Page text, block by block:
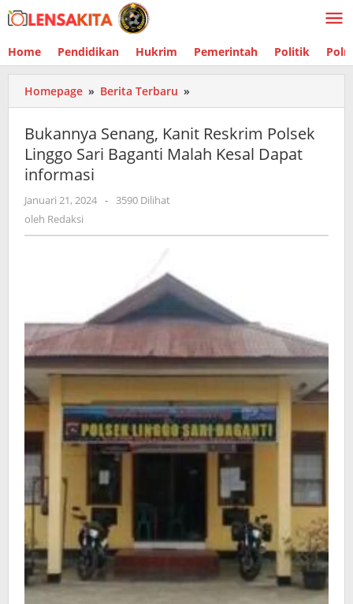
Lewati
ke
Home Pendidikan Hukrim Pemerintah Politik
Homepage » Berita Terbaru »
Senang,
Kanit
Reskrim
Polsek
Kesal
Bukannya Senang, Kanit Reskrim Polsek
Linggo Sari Baganti Malah Kesal Dapat
informasi
Januari 21, 2024 oleh
- 3590 Dilihat
oleh Redaksi